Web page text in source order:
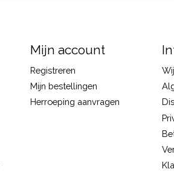
Mijn account
Registreren
Mijn bestellingen
Herroeping aanvragen